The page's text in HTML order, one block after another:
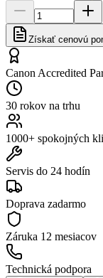
Získať cenovú
Canon Accredited
30 rokov na trhu
1000+ spokojných
Servis do 24 hodín
Doprava zadarmo
Záruka 12 mesiacov
Technická podpora